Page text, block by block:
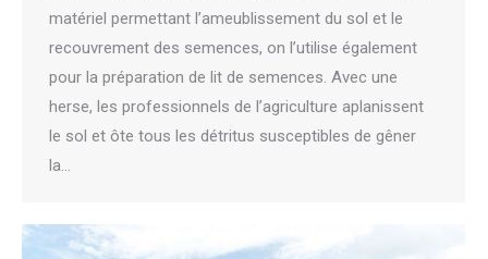
matériel permettant l’ameublissement du sol et le
recouvrement des semences, on l’utilise également
pour la préparation de lit de semences. Avec une
herse, les professionnels de l’agriculture aplanissent
le sol et ôte tous les détritus susceptibles de gêner
la…